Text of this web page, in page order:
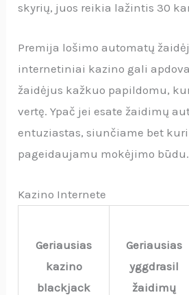
skyrių, juos reikia lažintis 30
Premija lošimo automatų
internetiniai kazino gali
žaidėjus kažkuo papildomu,
vertę. Ypač jei esate žaidimų
entuziastas, siunčiame bet
pageidaujamu mokėjimo būdu.
Kazino Internete
Geriausias
kazino
blackjack
Geriausias
yggdrasil
žaidimų